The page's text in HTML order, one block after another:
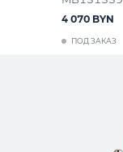
ПОД ЗАКАЗ
4 070 BYN